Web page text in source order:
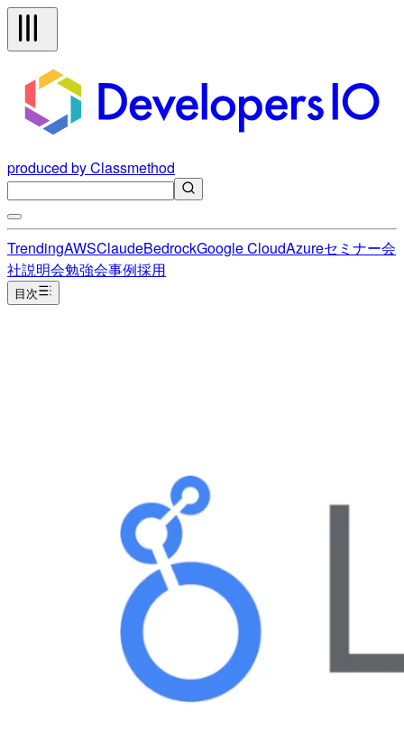
produced by Classmethod
TrendingAWSClaudeBedrockGoogle CloudAzureセミナー会
社説明会勉強会事例採用
目次